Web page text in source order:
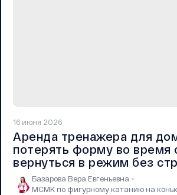
16 июня 2026
Аренда тренажера для
потерять форму во время
вернуться в режим без
Базарова Вера Евгеньевна
МСМК по фигурному катанию на